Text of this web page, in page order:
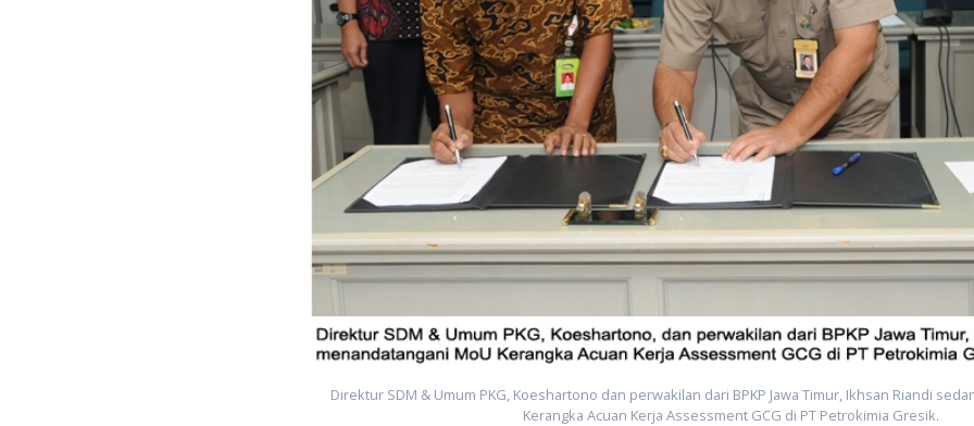
Direktur SDM & Umum PKG, Koeshartono dan perwakilan dari BPKP Jawa Timur, Ikhsan Riandi
Kerangka Acuan Kerja Assessment GCG di PT Petrokimia Gresik.